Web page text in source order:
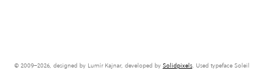
© 2009–2026, designed by Lumír Kajnar, developed by Solidpixels. Used typeface Soleil